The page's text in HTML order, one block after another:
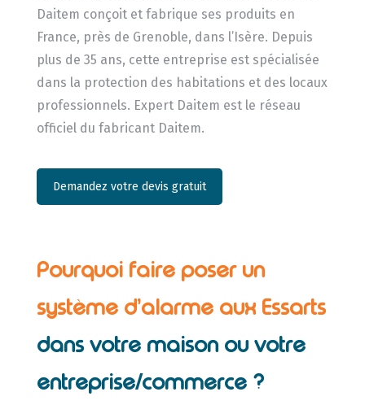
Daitem conçoit et fabrique ses produits en
France, près de Grenoble, dans l’Isère. Depuis
plus de 35 ans, cette entreprise est spécialisée
dans la protection des habitations et des locaux
professionnels. Expert Daitem est le réseau
officiel du fabricant Daitem.
Demandez votre devis gratuit
Pourquoi faire poser un
système d’alarme aux Essarts
dans votre maison ou votre
entreprise/commerce ?